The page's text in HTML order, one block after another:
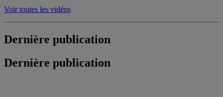
Voir toutes les vidéos
Dernière publication
Dernière publication